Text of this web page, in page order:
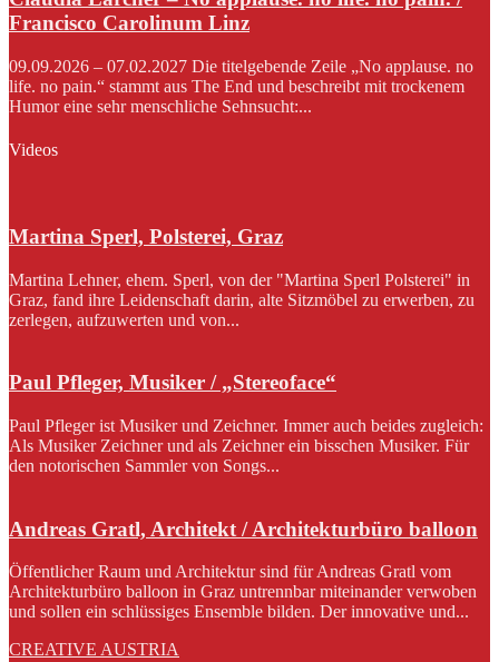
Francisco Carolinum Linz
09.09.2026 – 07.02.2027 Die titelgebende Zeile „No applause. no
life. no pain.“ stammt aus The End und beschreibt mit trockenem
Humor eine sehr menschliche Sehnsucht:...
Videos
Martina Sperl, Polsterei, Graz
Martina Lehner, ehem. Sperl, von der "Martina Sperl Polsterei" in
Graz, fand ihre Leidenschaft darin, alte Sitzmöbel zu erwerben, zu
zerlegen, aufzuwerten und von...
Paul Pfleger, Musiker / „Stereoface“
Paul Pfleger ist Musiker und Zeichner. Immer auch beides zugleich:
Als Musiker Zeichner und als Zeichner ein bisschen Musiker. Für
den notorischen Sammler von Songs...
Andreas Gratl, Architekt / Architekturbüro balloon
Öffentlicher Raum und Architektur sind für Andreas Gratl vom
Architekturbüro balloon in Graz untrennbar miteinander verwoben
und sollen ein schlüssiges Ensemble bilden. Der innovative und...
CREATIVE AUSTRIA